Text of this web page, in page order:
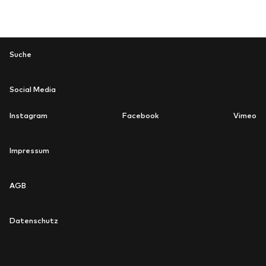
Suche
Suche
Social Media
Instagram Facebook Vimeo
newsletter
Impressum
AGB
Datenschutz